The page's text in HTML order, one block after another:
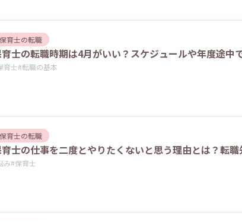
保育士の転職
士の転職時期は4月がいい？スケジュールや年度途中
育士#転職の基本
保育士の転職
士の仕事を二度とやりたくないと思う理由とは？転
み#保育士